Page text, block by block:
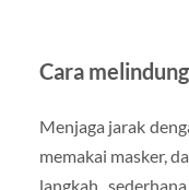
Cara
Menjaga jarak
memakai masker,
langkah